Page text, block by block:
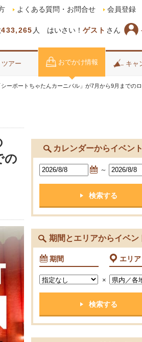
433,265 人 はいさい！ ゲスト さん
よくある質問・お問合せ 会員登録
ツアー おでかけ情報 キャ
ーポートちゃたんカーニバル」が7月から9月までの
カレンダーからイベン
～
期間とエリアからイベン
期間
×
エリア
の